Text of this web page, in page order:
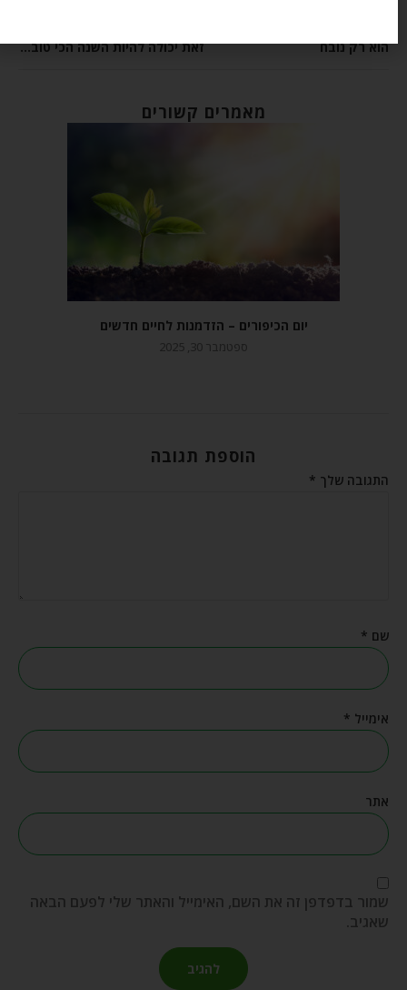
הוא רק נובח
זאת יכולה להיות השנה הכי טובה שלך!
מאמרים קשורים
יום הכיפורים – הזדמנות לחיים חדשים
ספטמבר 30, 2025
הוספת תגובה
התגובה שלך*
שם*
אימייל*
אתר
שמור בדפדפן זה את השם, האימייל והאתר שלי לפעם הבאה
שאגיב.